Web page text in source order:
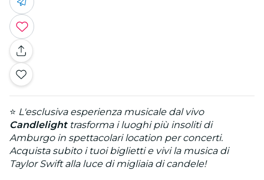
⭐ L'esclusiva esperienza musicale dal vivo
Candlelighttrasforma i luoghi più insoliti di
Amburgo in spettacolari location per concerti.
Acquista subito i tuoi biglietti e vivi la musica di
Taylor Swift alla luce di migliaia di candele!